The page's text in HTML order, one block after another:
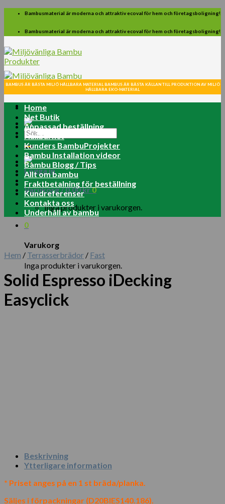
Skip
content
Bambusmaterial är moderna och attraktiv ecoval för hem och företagsboligning!
Bambusmaterial är moderna och attraktiv ecoval för hem och företagsboligning!
Sök
efter:
Logga in
Varukorg /0.00kr0
Inga produkter i varukorgen.
0
Varukorg
Inga produkter i varukorgen.
BAMBUS ÄR BÄSTA MILJÖ HÅLLBARA MATERIAL BAMBUS ÄR BÄSTA KÄLLAN TILL PRODUKTION AV MILJÖ
HÅLLBARA EKO-MATERIAL
Home
Net Butik
Anpassad beställning
Hållbarhet
Kunders BambuProjekter
Bambu Installation videor
Bambu Blogg / Tips
Allt om bambu
Fraktbetalning för beställning
Kundreferenser
Kontakta oss
Underhåll av bambu
Hem / Terrasserbrädor / Fast
Solid Espresso iDecking
Easyclick
Beskrivning
Ytterligare information
* Priset anges på en 1 st bräda/planka.
Säljes i förpackningar (D20BIES140.186).